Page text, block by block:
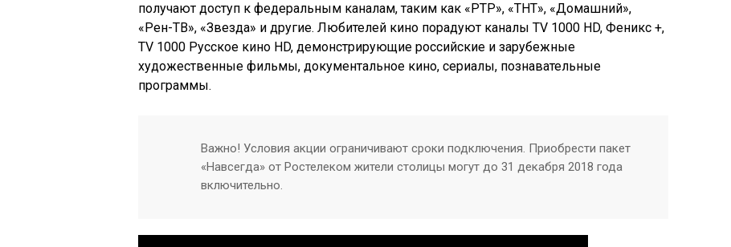
получают доступ к федеральным каналам, таким как «РТР», «ТНТ», «Домашний»,
«Рен-ТВ», «Звезда» и другие. Любителей кино порадуют каналы TV 1000 HD, Феникс +,
TV 1000 Русское кино HD, демонстрирующие российские и зарубежные
художественные фильмы, документальное кино, сериалы, познавательные
программы.
Важно! Условия акции ограничивают сроки подключения. Приобрести пакет
«Навсегда» от Ростелеком жители столицы могут до 31 декабря 2018 года
включительно.